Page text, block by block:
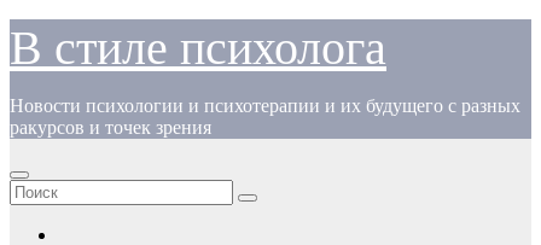
Перейти
содержимому
В стиле психолога
Новости психологии и психотерапии и их будущего с разных
ракурсов и точек зрения